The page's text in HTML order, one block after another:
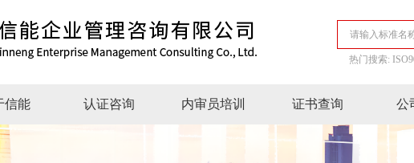
热门搜索:
信能 认证咨询 内审员培训 证书查询 公